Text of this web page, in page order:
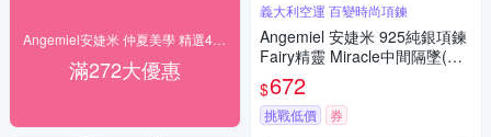
滿272大優惠
義大利空運 百變時尚項鍊
Angemiel 安婕米 925純銀項鍊
Fairy精靈 Miracle中間隔墜(紫
鑽.銀)
$672
挑戰低價 券